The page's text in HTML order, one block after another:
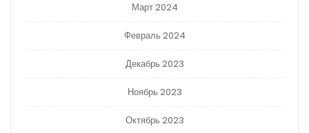
Март 2024
Февраль 2024
Декабрь 2023
Ноябрь 2023
Октябрь 2023